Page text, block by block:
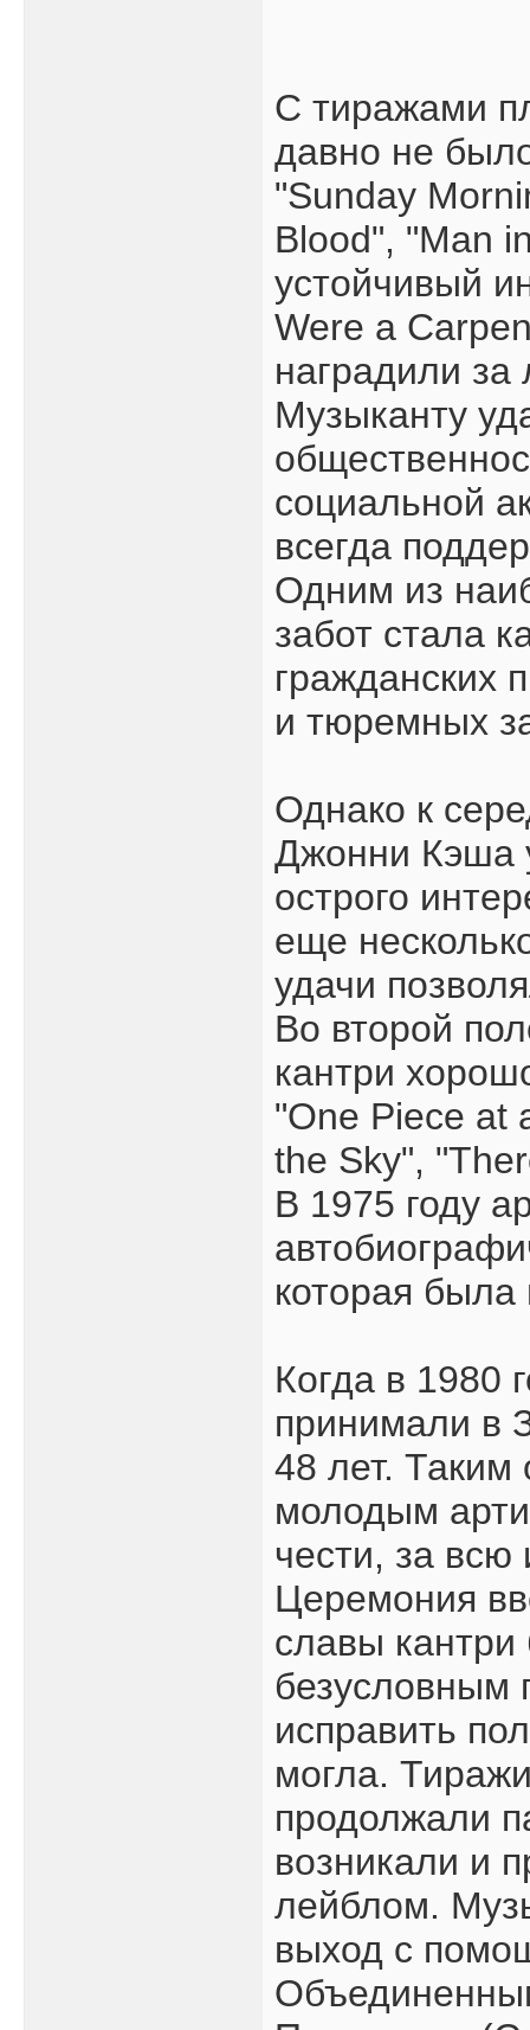
С тиражами
давно не
"Sunday
Blood", "Man
устойчивый
Were а
наградили
Музыканту
социальной
всегда
Одним из
забот стала
гражданских
и тюремных
Однако к
Джонни Кэша
острого
еще
удачи
Во второй
кантри
"One Piece at
the Sky",
В 1975 году
которая была
Когда в 1980
принимали в
48 лет.
молодым
чести, за
Церемония
славы
безусловным
исправить
могла.
продолжали
возникали и
лейблом.
выход с